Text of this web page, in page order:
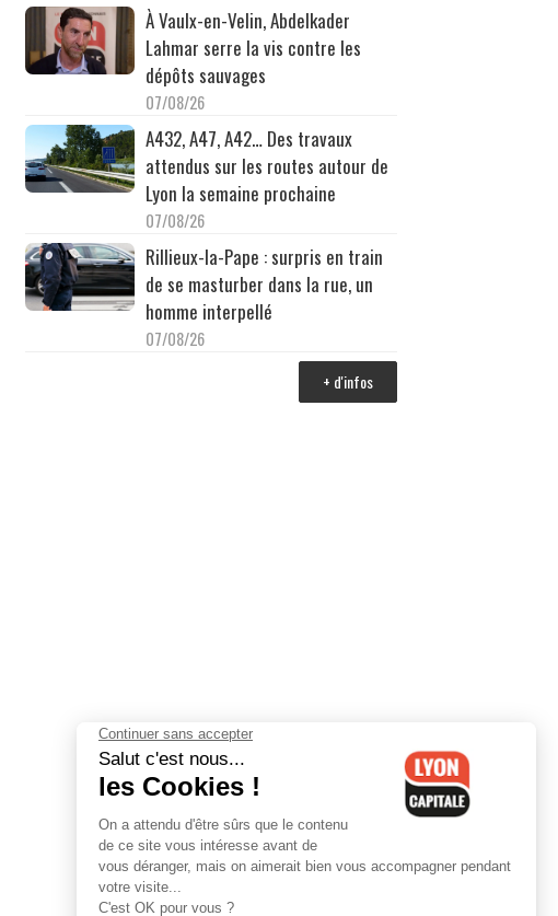
À Vaulx-en-Velin, Abdelkader
Lahmar serre la vis contre les
dépôts sauvages
07/08/26
A432, A47, A42… Des travaux
attendus sur les routes autour de
Lyon la semaine prochaine
07/08/26
Rillieux-la-Pape : surpris en train
de se masturber dans la rue, un
homme interpellé
07/08/26
+ d'infos